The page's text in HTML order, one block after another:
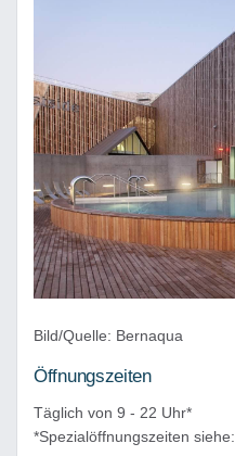
Bild/Quelle: Bernaqua
Öffnungszeiten
Täglich von 9 - 22 Uhr*
*Spezialöffnungszeiten siehe: